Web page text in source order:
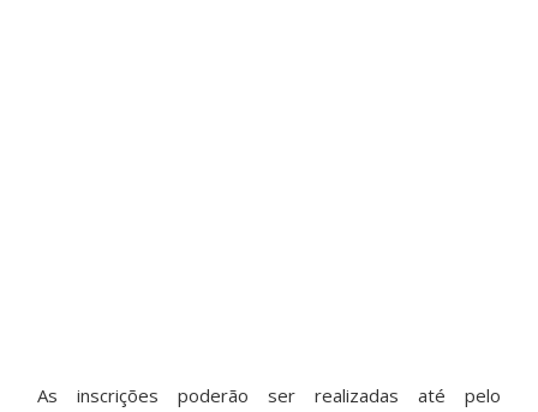
As inscrições poderão ser realizadas até pelo